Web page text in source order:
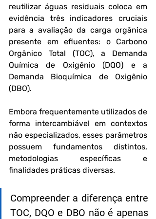
reutilizar águas residuais coloca em
evidência três indicadores cruciais
para a avaliação da carga orgânica
presente em efluentes: o Carbono
Orgânico Total (TOC), a Demanda
Química de Oxigênio (DQO) e a
Demanda Bioquímica de Oxigênio
(DBO).
Embora frequentemente utilizados de
forma intercambiável em contextos
não especializados, esses parâmetros
possuem fundamentos distintos,
metodologias específicas e
finalidades práticas diversas.
Compreender a diferença entre
TOC, DQO e DBO não é apenas